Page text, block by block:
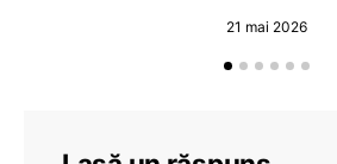
21 mai 2026